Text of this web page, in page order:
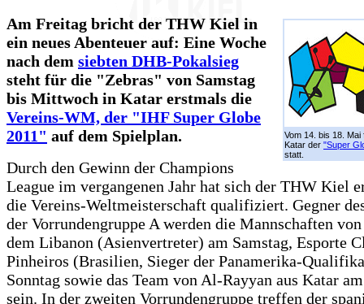
Vom 14. bis 18. Mai
Katar der "Super
statt.
Am Freitag bricht der THW Kiel in
ein neues Abenteuer auf: Eine Woche
nach dem siebten DHB-Pokalsieg
steht für die "Zebras" von Samstag
bis Mittwoch in Katar erstmals die
Vereins-WM, der "IHF Super Globe
2011" auf dem Spielplan.
Durch den Gewinn der Champions
League im vergangenen Jahr hat sich der THW Kiel
die Vereins-Weltmeisterschaft qualifiziert. Gegner
der Vorrundengruppe A werden die Mannschaften
dem Libanon (Asienvertreter) am Samstag, Esporte
Pinheiros (Brasilien, Sieger der Panamerika-
Sonntag sowie das Team von Al-Rayyan aus Katar
sein. In der zweiten Vorrundengruppe treffen der